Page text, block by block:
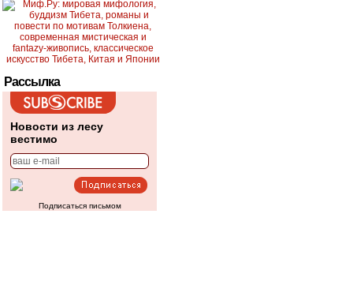
Рассылка
Новости из лесу
вестимо
Подписаться письмом